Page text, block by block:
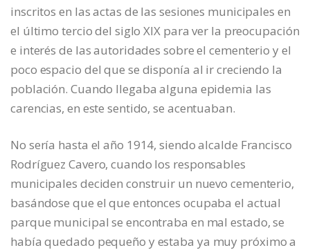
inscritos en las actas de las sesiones municipales en
el último tercio del siglo XIX para ver la preocupación
e interés de las autoridades sobre el cementerio y el
poco espacio del que se disponía al ir creciendo la
población. Cuando llegaba alguna epidemia las
carencias, en este sentido, se acentuaban.
No sería hasta el año 1914, siendo alcalde Francisco
Rodríguez Cavero, cuando los responsables
municipales deciden construir un nuevo cementerio,
basándose que el que entonces ocupaba el actual
parque municipal se encontraba en mal estado, se
había quedado pequeño y estaba ya muy próximo a